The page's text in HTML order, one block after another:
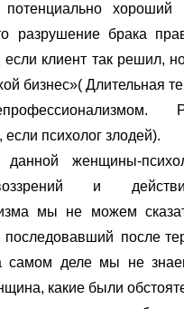
хороший
разрушение брака
если клиент так решил,
бизнес»( Длительная
если психолог злодей).
женщины-
и
мы не можем
последовавший после
самом деле мы не
какие были